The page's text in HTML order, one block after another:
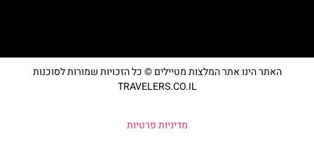
האתר הינו אתר המלצות מטיילים © כל הזכויות שמורות לסוכנות
TRAVELERS.CO.IL
מדיניות פרטיות